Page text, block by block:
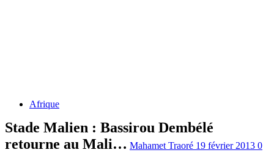
Afrique
Stade Malien : Bassirou Dembélé
retourne au Mali… Mahamet Traoré 19 février 2013 0